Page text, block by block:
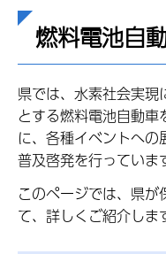
燃料電池自
県では、水素社会実
とする燃料電池自動
に、各種イベントへ
普及啓発を行っていま
このページでは、県
て、詳しくご紹介しま